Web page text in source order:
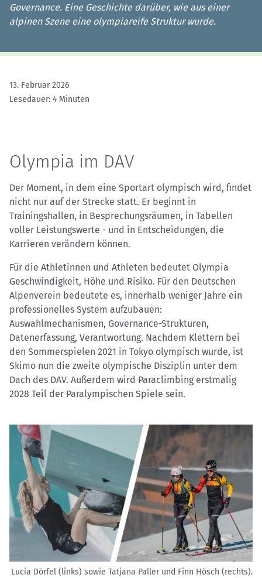
Governance. Eine Geschichte darüber, wie aus einer
alpinen Szene eine olympiareife Struktur wurde.
13. Februar 2026
Lesedauer: 4 Minuten
Olympia im DAV
Der Moment, in dem eine Sportart olympisch wird, findet
nicht nur auf der Strecke statt. Er beginnt in
Trainingshallen, in Besprechungsräumen, in Tabellen
voller Leistungswerte - und in Entscheidungen, die
Karrieren verändern können.
Für die Athletinnen und Athleten bedeutet Olympia
Geschwindigkeit, Höhe und Risiko. Für den Deutschen
Alpenverein bedeutete es, innerhalb weniger Jahre ein
professionelles System aufzubauen:
Auswahlmechanismen, Governance-Strukturen,
Datenerfassung, Verantwortung. Nachdem Klettern bei
den Sommerspielen 2021 in Tokyo olympisch wurde, ist
Skimo nun die zweite olympische Disziplin unter dem
Dach des DAV. Außerdem wird Paraclimbing erstmalig
2028 Teil der Paralympischen Spiele sein.
Lucia Dörfel (links) sowie Tatjana Paller und Finn Hösch (rechts).